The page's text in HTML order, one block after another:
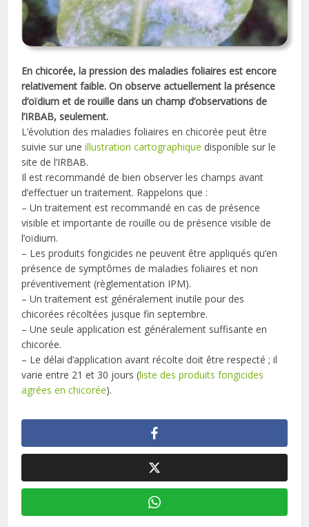
En chicorée, la pression des maladies foliaires est encore
relativement faible. On observe actuellement la présence
d’oïdium et de rouille dans un champ d’observations de
l’IRBAB, seulement.
L’évolution des maladies foliaires en chicorée peut être
suivie sur uneillustration cartographique disponible sur le
site de l’IRBAB.
Il est recommandé de bien observer les champs avant
d’effectuer un traitement. Rappelons que :
– Un traitement est recommandé en cas de présence
visible et importante de rouille ou de présence visible de
l’oïdium.
– Les produits fongicides ne peuvent être appliqués qu’en
présence de symptômes de maladies foliaires et non
préventivement (règlementation IPM).
– Un traitement est généralement inutile pour des
chicorées récoltées jusque fin septembre.
– Une seule application est généralement suffisante en
chicorée.
– Le délai d’application avant récolte doit être respecté ; il
varie entre 21 et 30 jours (liste des produits fongicides
agrées en chicorée).